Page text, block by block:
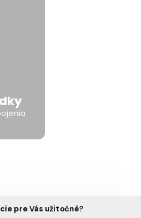
pre Vás užitočné?